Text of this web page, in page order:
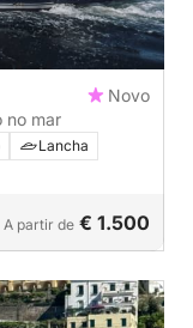
Novo
no mar
Lancha
A partir de € 1.500